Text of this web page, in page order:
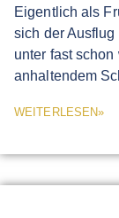
Eigentlich als
sich der
unter fast
anhaltendem
WEITERLESEN»